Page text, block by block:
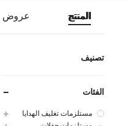
المنتج عروض
تصنيف
الفئات
مستلزمات تغليف الهدايا